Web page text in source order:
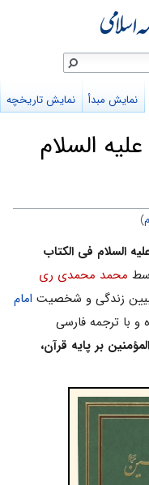
السلام
)
السلام فى الکتاب
محمد محمدى ری
زندگی و شخصیت امام
و با ترجمه فارسى
بر پایه قرآن،
نمایش مبدأ نمایش تاریخچه